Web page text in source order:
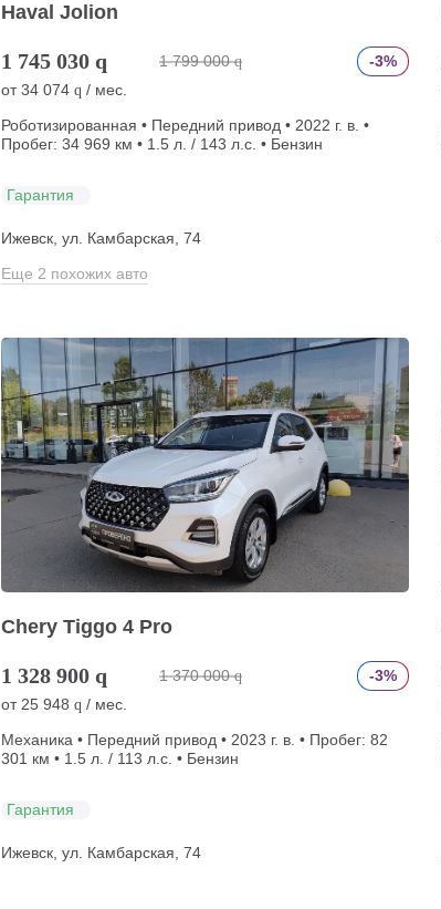
Haval Jolion
1 745 030 q 1 799 000 q
-3%
от34 074 q / мес.
Роботизированная • Передний привод • 2022 г. в. •
Пробег: 34 969 км • 1.5 л. / 143 л.с. • Бензин
Гарантия
Ижевск, ул. Камбарская, 74
Еще 2 похожих авто
Chery Tiggo 4 Pro
1 328 900 q 1 370 000 q
-3%
от 25 948 q / мес.
Механика • Передний привод • 2023 г. в. • Пробег: 82
301 км • 1.5 л. / 113 л.с. • Бензин
Гарантия
Ижевск, ул. Камбарская, 74